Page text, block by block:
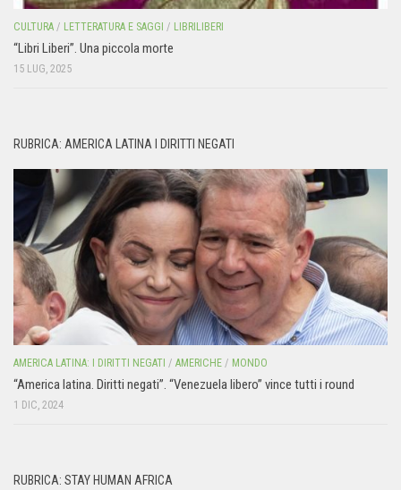
CULTURA / LETTERATURA E SAGGI / LIBRILIBERI
“Libri Liberi”. Una piccola morte
15 LUG, 2025
RUBRICA: AMERICA LATINA I DIRITTI NEGATI
AMERICA LATINA: I DIRITTI NEGATI / AMERICHE / MONDO
“America latina. Diritti negati”. “Venezuela libero” vince tutti i round
1 DIC, 2024
RUBRICA: STAY HUMAN AFRICA